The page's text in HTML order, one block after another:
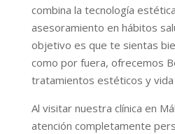
combina la tecnología
asesoramiento en hábitos
objetivo es que te sientas
como por fuera, ofrecemos
tratamientos estéticos y vida
Al visitar nuestra clínica en
atención completamente